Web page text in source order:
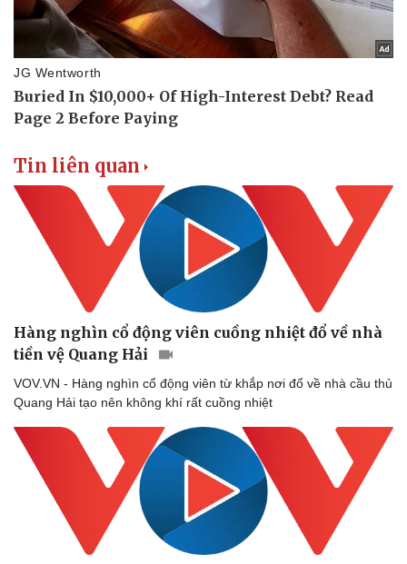
Doanh nghiệp
Thông tin doanh nghiệp
Doanh nghiệp 24h
Doanh nhân
Vì cộng đồng
Công nghệ
Sành điệu
Tin Công nghệ
Chuyển đổi số
Tin liên quan
Hàng nghìn cổ động viên cuồng nhiệt đổ về nhà
tiền vệ Quang Hải
VOV.VN - Hàng nghìn cổ động viên từ khắp nơi đổ về nhà cầu thủ
Quang Hải tạo nên không khí rất cuồng nhiệt